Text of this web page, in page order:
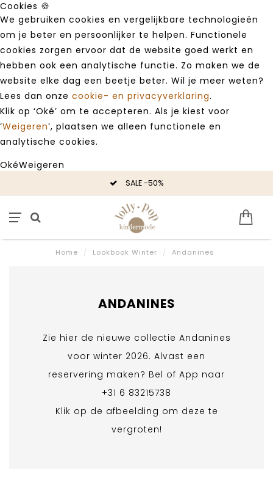
Cookies 🍪
We gebruiken cookies en vergelijkbare technologieën
om je beter en persoonlijker te helpen. Functionele
cookies zorgen ervoor dat de website goed werkt en
hebben ook een analytische functie. Zo maken we de
website elke dag een beetje beter. Wil je meer weten?
Lees dan onze cookie- en privacyverklaring.
Klik op ‘Oké’ om te accepteren. Als je kiest voor
‘Weigeren’, plaatsen we alleen functionele en
analytische cookies.
OkéWeigeren
SALE -50%
Home / Lookbook Winter / Andanines
ANDANINES
Zie hier de nieuwe collectie Andanines
voor winter 2026. Alvast een
reservering maken? Bel of App naar
+31 6 83215738
Klik op de afbeelding om deze te
vergroten!